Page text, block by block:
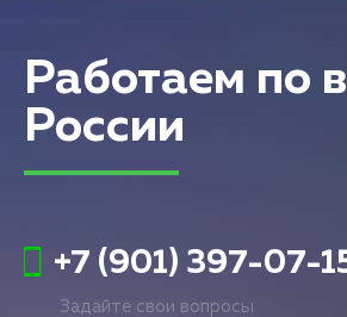
Работаем по
России
+7 (901) 397-07-
Задайте свои вопросы